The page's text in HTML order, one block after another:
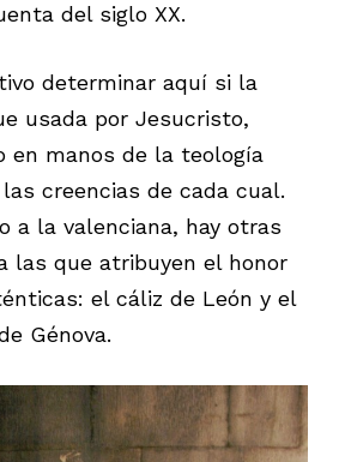
del siglo XX.
determinar aquí si la
usada por Jesucristo,
en manos de la teología
creencias de cada cual.
a la valenciana, hay otras
las que atribuyen el honor
el cáliz de León y el
Génova.